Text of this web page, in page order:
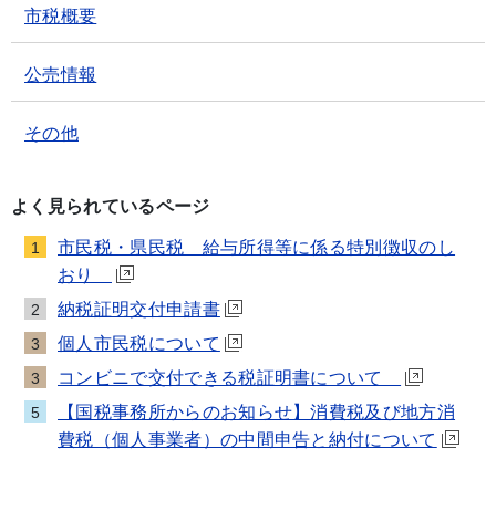
市税概要
公売情報
その他
よく見られているページ
1
市民税・県民税 給与所得等に係る特別徴収のし
おり
2 納税証明交付申請書
3 個人市民税について
3 コンビニで交付できる税証明書について
5
【国税事務所からのお知らせ】消費税及び地方消
費税（個人事業者）の中間申告と納付について